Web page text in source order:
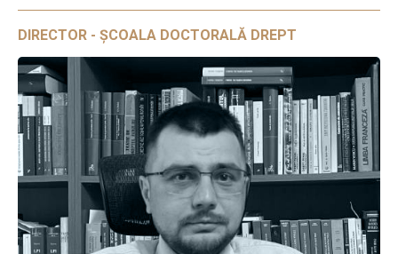
DIRECTOR - ȘCOALA DOCTORALĂ DREPT